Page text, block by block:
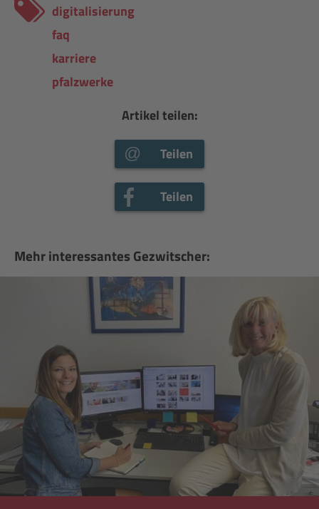
digitalisierung
faq
karriere
pfalzwerke
Artikel teilen:
Teilen
Teilen
Mehr interessantes Gezwitscher: